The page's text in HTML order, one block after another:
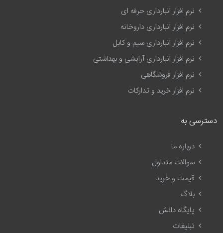
نرم افزار انبارداری حرفه ای
نرم افزار انبارداری داروخانه
نرم افزار انبارداری سیم و کابل
نرم افزار انبارداری آرایشی و بهداشتی
نرم افزار فروشگاهی
نرم افزار خرید و تدارکات
دسترسی به
درباره ما
سوالات متداول
قیمت و خرید
بلاگ
پایگاه دانش
تبلیغات